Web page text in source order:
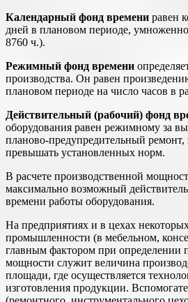
Календарный фонд времени равен
дней в плановом периоде,
8760 ч.).
Режимный фонд времени
производства. Он равен
плановом периоде на число часов в
Действительный (рабочий) фонд
оборудования ра­вен режимному за
планово-предупредительный ремонт,
превышать установленных норм.
В расчете производственной
максимально возможный
времени работы оборудования.
На предприятиях и в цехах
промышленно­сти (в мебельном,
главным фактором при определении
мощности служит величина
площади, где осуществляется
изготовления продукции.